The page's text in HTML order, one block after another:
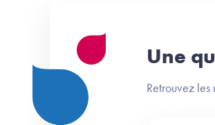
Une
Retrouvez les